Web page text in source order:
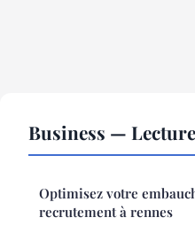
Business —
Optimisez votre
recrutement à rennes